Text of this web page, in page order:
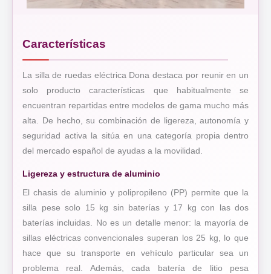
Características
La silla de ruedas eléctrica Dona destaca por reunir en un
solo producto características que habitualmente se
encuentran repartidas entre modelos de gama mucho más
alta. De hecho, su combinación de ligereza, autonomía y
seguridad activa la sitúa en una categoría propia dentro
del mercado español de ayudas a la movilidad.
Ligereza y estructura de aluminio
El chasis de aluminio y polipropileno (PP) permite que la
silla pese solo 15 kg sin baterías y 17 kg con las dos
baterías incluidas. No es un detalle menor: la mayoría de
sillas eléctricas convencionales superan los 25 kg, lo que
hace que su transporte en vehículo particular sea un
problema real. Además, cada batería de litio pesa